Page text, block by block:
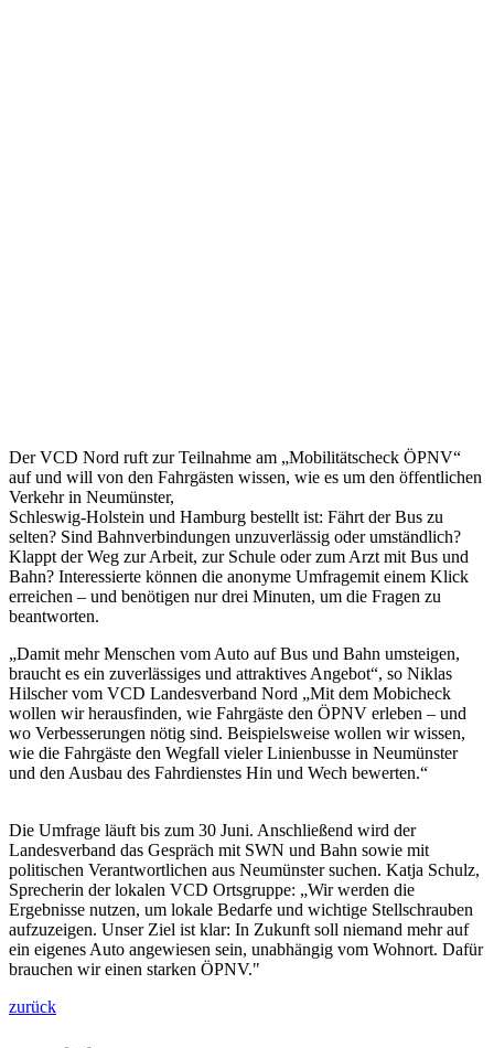
Der VCD Nord ruft zur Teilnahme am „Mobilitätscheck ÖPNV“
auf und will von den Fahrgästen wissen, wie es um den öffentlichen
Verkehr in Neumünster,
Schleswig-Holstein und Hamburg bestellt ist: Fährt der Bus zu
selten? Sind Bahnverbindungen unzuverlässig oder umständlich?
Klappt der Weg zur Arbeit, zur Schule oder zum Arzt mit Bus und
Bahn? Interessierte können die anonyme Umfragemit einem Klick
erreichen – und benötigen nur drei Minuten, um die Fragen zu
beantworten.
„Damit mehr Menschen vom Auto auf Bus und Bahn umsteigen,
braucht es ein zuverlässiges und attraktives Angebot“, so Niklas
Hilscher vom VCD Landesverband Nord „Mit dem Mobicheck
wollen wir herausfinden, wie Fahrgäste den ÖPNV erleben – und
wo Verbesserungen nötig sind. Beispielsweise wollen wir wissen,
wie die Fahrgäste den Wegfall vieler Linienbusse in Neumünster
und den Ausbau des Fahrdienstes Hin und Wech bewerten.“
Die Umfrage läuft bis zum 30 Juni. Anschließend wird der
Landesverband das Gespräch mit SWN und Bahn sowie mit
politischen Verantwortlichen aus Neumünster suchen. Katja Schulz,
Sprecherin der lokalen VCD Ortsgruppe: „Wir werden die
Ergebnisse nutzen, um lokale Bedarfe und wichtige Stellschrauben
aufzuzeigen. Unser Ziel ist klar: In Zukunft soll niemand mehr auf
ein eigenes Auto angewiesen sein, unabhängig vom Wohnort. Dafür
brauchen wir einen starken ÖPNV."
zurück